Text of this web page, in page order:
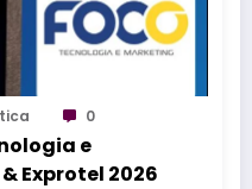
0
e
Exprotel 2026